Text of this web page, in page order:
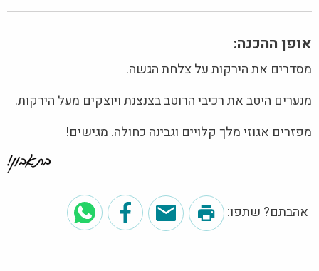
אופן ההכנה:
מסדרים את הירקות על צלחת הגשה.
מנערים היטב את רכיבי הרוטב בצנצנת ויוצקים מעל הירקות.
מפזרים אגוזי מלך קלויים וגבינה כחולה. מגישים!
אהבתם? שתפו: